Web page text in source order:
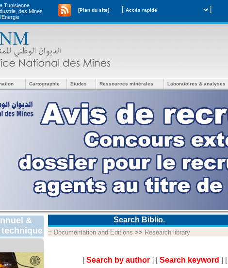
Tunisienne
des Mines
[Plan du site] [ ]
Cartographie Etudes Ressources minérales Laboratoires & analyses
&
Search Biblio.
:: Documentation and Editions >> Research library
[Search by author ] [Search keyword ] [